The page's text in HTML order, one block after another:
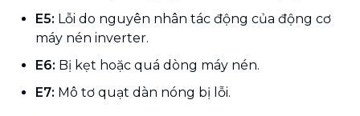
E5: Lỗi do nguyên nhân tác động của động cơ
máy nén inverter.
E6: Bị kẹt hoặc quá dòng máy nén.
E7: Mô tơ quạt dàn nóng bị lỗi.